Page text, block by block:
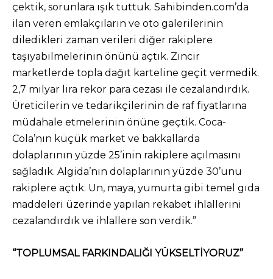
çektik, sorunlara ışık tuttuk. Sahibinden.com’da
ilan veren emlakçıların ve oto galerilerinin
diledikleri zaman verileri diğer rakiplere
taşıyabilmelerinin önünü açtık. Zincir
marketlerde topla dağıt karteline geçit vermedik.
2,7 milyar lira rekor para cezası ile cezalandırdık.
Üreticilerin ve tedarikçilerinin de raf fiyatlarına
müdahale etmelerinin önüne geçtik. Coca-
Cola’nın küçük market ve bakkallarda
dolaplarının yüzde 25’inin rakiplere açılmasını
sağladık. Algida’nın dolaplarının yüzde 30’unu
rakiplere açtık. Un, maya, yumurta gibi temel gıda
maddeleri üzerinde yapılan rekabet ihlallerini
cezalandırdık ve ihlallere son verdik.”
“TOPLUMSAL FARKINDALIĞI YÜKSELTİYORUZ”